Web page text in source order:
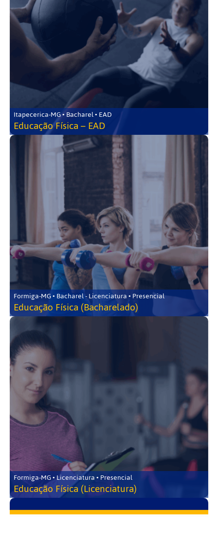
Itapecerica-MG • Bacharel • EAD
Educação Física – EAD
Formiga-MG • Bacharel - Licenciatura • Presencial
Educação Física (Bacharelado)
Formiga-MG • Licenciatura • Presencial
Educação Física (Licenciatura)